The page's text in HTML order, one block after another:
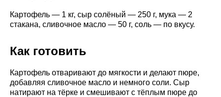
Картофель — 1 кг, сыр солёный — 250 г, мука — 2
стакана, сливочное масло — 50 г, соль — по вкусу.
Как готовить
Картофель отваривают до мягкости и делают пюре,
добавляя сливочное масло и немного соли. Сыр
натирают на тёрке и смешивают с тёплым пюре до